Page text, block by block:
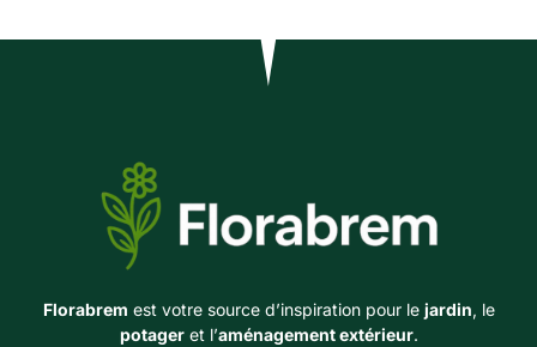
Florabrem est votre source d’inspiration pour le jardin, le
potageret l’aménagement extérieur.